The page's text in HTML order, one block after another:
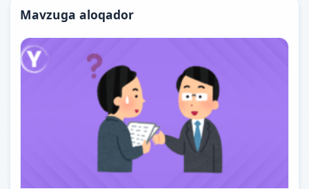
Mavzuga aloqador